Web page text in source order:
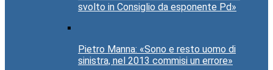
svolto in Consiglio da esponente Pd»
Pietro Manna: «Sono e resto uomo di
sinistra, nel 2013 commisi un errore»